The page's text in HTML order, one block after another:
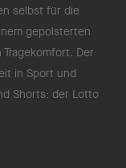
selbst für die
gepolsterten
Der
in Sport und
Shorts: der Lotto